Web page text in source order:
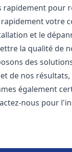
rapidement pour
votre
et le
la qualité de
des
de nos
également
nous pour